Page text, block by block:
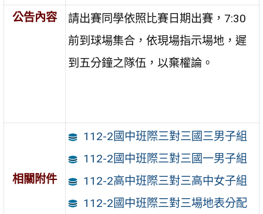
公告內容
請出賽同學依照比賽日期出賽，7:30
前到球場集合，依現場指示場地，遲
到五分鐘之隊伍，以棄權論。
相關附件
112-2國中班際三對三國三男子組
112-2國中班際三對三國一男子組
112-2高中班際三對三高中女子組
112-2國中班際三對三場地表分配